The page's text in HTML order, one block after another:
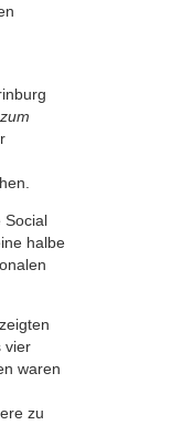
Social
halbe
vier
waren
zu